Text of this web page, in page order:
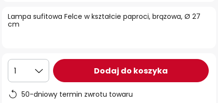
Lampa sufitowa Felce w kształcie paproci, brązowa, Ø 27
cm
1 Dodaj do koszyka
50-dniowy termin zwrotu towaru